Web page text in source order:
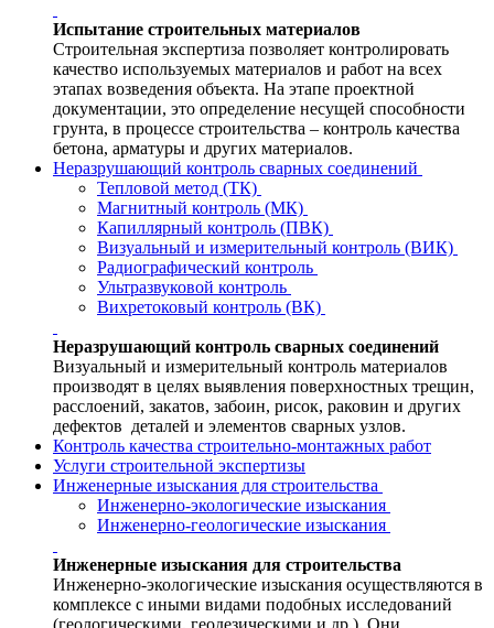
Испытание строительных материалов
Строительная экспертиза позволяет контролировать
качество используемых материалов и работ на всех
этапах возведения объекта. На этапе проектной
документации, это определение несущей способности
грунта, в процессе строительства – контроль качества
бетона, арматуры и других материалов.
Неразрушающий контроль сварных соединений
Тепловой метод (ТК)
Магнитный контроль (МК)
Капиллярный контроль (ПВК)
Визуальный и измерительный контроль (ВИК)
Радиографический контроль
Ультразвуковой контроль
Вихретоковый контроль (ВК)
Неразрушающий контроль сварных соединений
Визуальный и измерительный контроль материалов
производят в целях выявления поверхностных трещин,
расслоений, закатов, забоин, рисок, раковин и других
дефектов деталей и элементов сварных узлов.
Контроль качества строительно-монтажных работ
Услуги строительной экспертизы
Инженерные изыскания для строительства
Инженерно-экологические изыскания
Инженерно-геологические изыскания
Инженерные изыскания для строительства
Инженерно-экологические изыскания осуществляются в
комплексе с иными видами подобных исследований
(геологическими, геодезическими и др.). Они